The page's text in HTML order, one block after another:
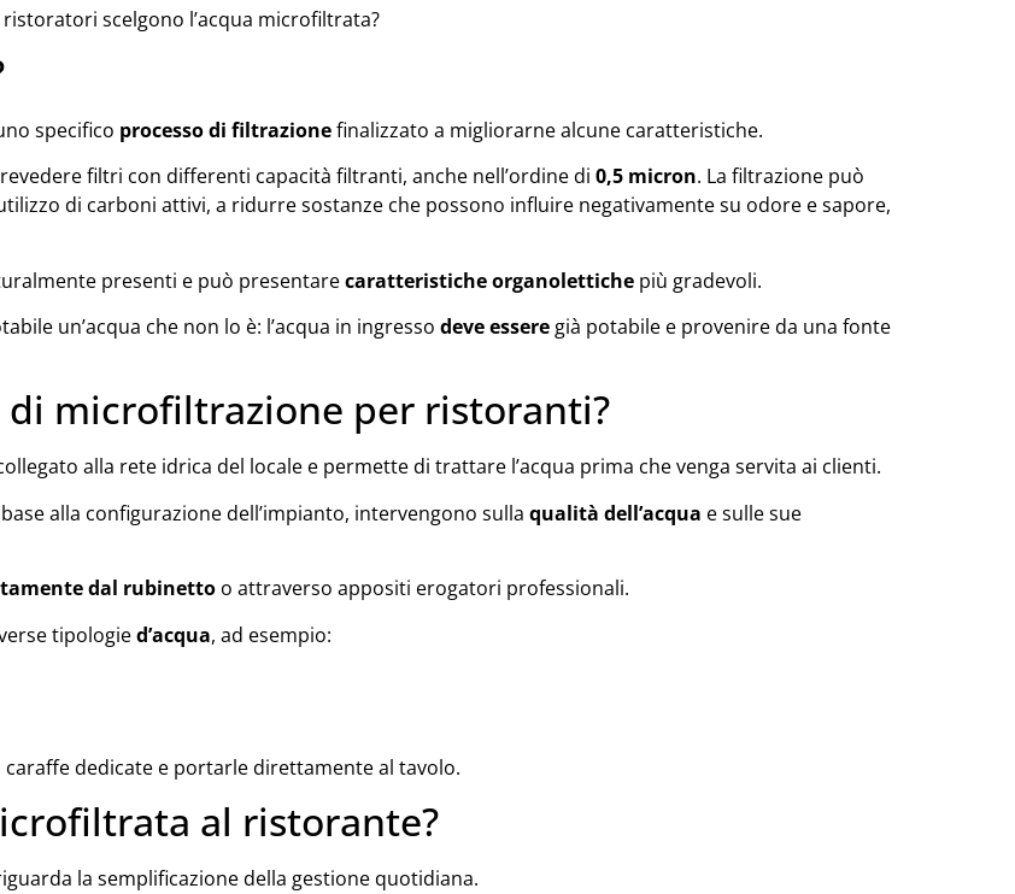
scelgono l’acqua microfiltrata?
specifico processo di filtrazionefinalizzato a migliorarne alcune caratteristiche.
filtri con differenti capacità filtranti, anche nell’ordine di 0,5 micron. La filtrazione può
di carboni attivi, a ridurre sostanze che possono influire negativamente su odore e sapore,
presenti e può presentarecaratteristiche organolettiche più gradevoli.
un’acqua che non lo è: l’acqua in ingresso deve essere già potabile e provenire da una fonte
di microfiltrazione per ristoranti?
alla rete idrica del locale e permette di trattare l’acqua prima che venga servita ai clienti.
alla configurazione dell’impianto, intervengono sulla qualità dell’acqua e sulle sue
dal rubinetto o attraverso appositi erogatori professionali.
tipologied’acqua, ad esempio:
dedicate e portarle direttamente al tavolo.
al ristorante?
la semplificazione della gestione quotidiana.